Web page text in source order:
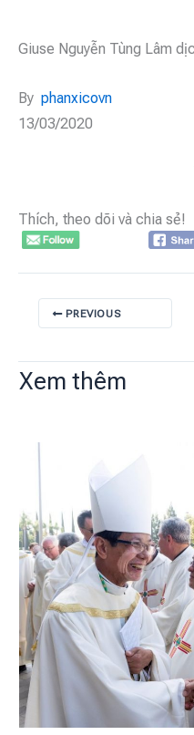
Giuse Nguyễn Tùng Lâm
By phanxicovn
13/03/2020
Thích, theo dõi và chia sẻ!
PREVIOUS
Xem thêm